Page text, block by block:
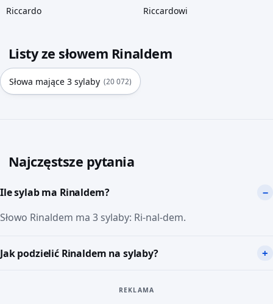
Riccardo Riccardowi
Listy ze słowem Rinaldem
Słowa mające 3 sylaby (20 072)
Najczęstsze pytania
Ile sylab ma Rinaldem?
Słowo Rinaldem ma 3 sylaby: Ri-nal-dem.
Jak podzielić Rinaldem na sylaby?
REKLAMA